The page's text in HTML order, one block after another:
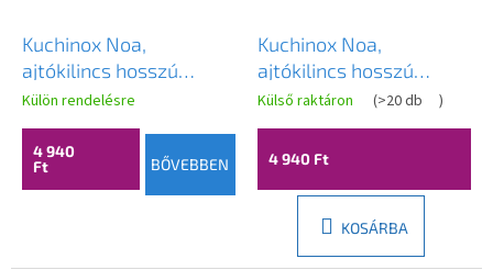
Kuchinox Noa,
ajtókilincs hosszú
szerelvényen PZ
zárbetéthez, szatén,
LAV-KNA_315A
Külön rendelésre
4 940
Ft
BŐVEBBEN
Kuchinox Noa,
ajtókilincs hosszú
szerelvényen PZ
zárbetéthez, szatén,
LAV-KNA_312A
Külső raktáron (>20 db )
4 940 Ft
KOSÁRBA